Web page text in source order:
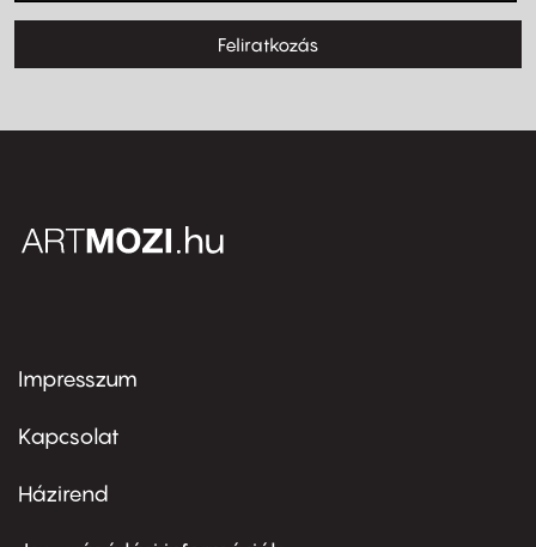
Feliratkozás
Footer
first
Impresszum
Kapcsolat
Footer
second
Házirend